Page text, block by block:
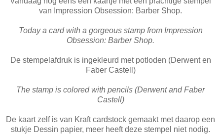
van Impression Obsession: Barber Shop.
Today a card with a gorgeous stamp from Impression
Obsession: Barber Shop.
De stempelafdruk is ingekleurd met potloden (Derwent en
Faber Castell)
The stamp is colored with pencils (Derwent and Faber
Castell)
De kaart zelf is van Kraft cardstock gemaakt met daarop een
stukje Dessin papier, meer heeft deze stempel niet nodig.